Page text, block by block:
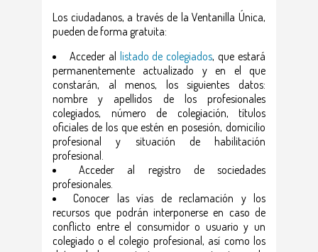
Los ciudadanos, a través de la Ventanilla Única,
pueden de forma gratuita:
Acceder al listado de colegiados, que estará
permanentemente actualizado y en el que
constarán, al menos, los siguientes datos:
nombre y apellidos de los profesionales
colegiados, número de colegiación, títulos
oficiales de los que estén en posesión, domicilio
profesional y situación de habilitación
profesional.
Acceder al registro de sociedades
profesionales.
Conocer las vías de reclamación y los
recursos que podrán interponerse en caso de
conflicto entre el consumidor o usuario y un
colegiado o el colegio profesional, así como los